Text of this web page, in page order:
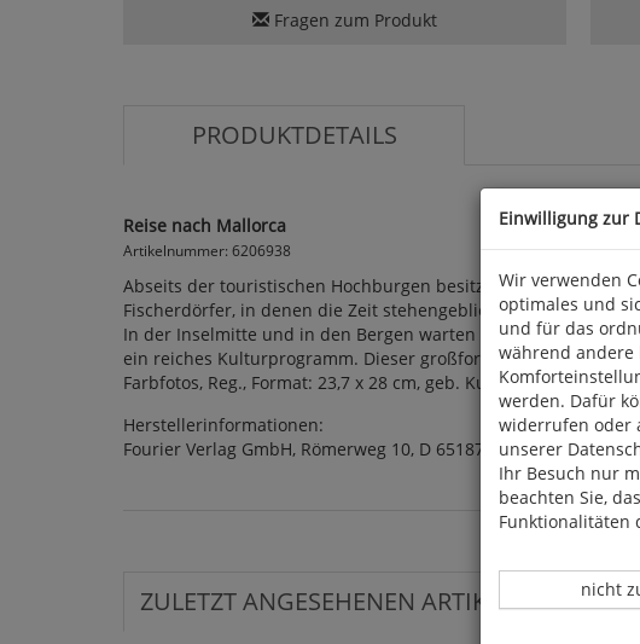
Fragen zum Produkt
PRODUKTDETAILS
Reise nach Mallorca
Artikelnummer: 6206938
Abseits der touristischen Hochburgen besitzt Mallorca nicht
Fischerdörfer, in denen die Zeit stehengeblieben zu sein
In der Inselmitte und in den Bergen warten alte Klöster und
ein reiches Kulturprogramm. Dieser großformatige und reich
Farbfotos, Reg., Format: 23,7 x 28 cm, geb. Kunth.
Herstellerinformationen:
Fourier Verlag GmbH, Römerweg 10, D 65187 Wiesbaden,
ZULETZT ANGESEHENEN ARTIKEL:
Einwilligung zur
Wir verwenden
optimales und
und für das
während andere
werden. Dafür
widerrufen oder
unserer
Ihr Besuch nur
beachten Sie,
Funktionalitäten
nicht